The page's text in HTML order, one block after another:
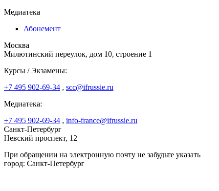
Медиатека
Абонемент
Москва
Милютинский переулок, дом 10, строение 1
Курсы / Экзамены:
+7 495 902-69-34 , scc@ifrussie.ru
Медиатека:
+7 495 902-69-34 , info-france@ifrussie.ru
Санкт-Петербург
Невский проспект, 12
При обращении на электронную почту не забудьте указать
город: Санкт-Петербург